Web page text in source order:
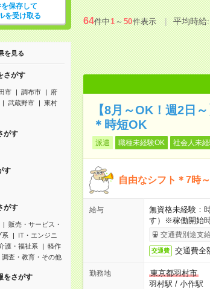
保存して
を受け取る
を見る
さがす
市 調布市
府
武蔵野市
東村
がす
す
がす
販売・サービス・
系
IT・エンジニ
護・福祉系
軽作
調査・教育・その他
をさがす
64件中1～50件表示 平均時給:
【8月～OK！週2日
＊時短OK
派遣 職種未経験OK 社会人未
自由なシフト＊7時
給与
無資格未経験：
す）※稼働開始
交通費別途支
交通費 交通費全
勤務地
東京都羽村市
羽村駅 / 小作駅